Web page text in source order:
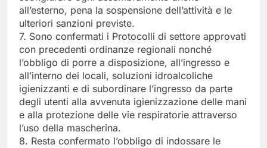
all’esterno, pena la sospensione dell’attività e le
ulteriori sanzioni previste.
7. Sono confermati i Protocolli di settore approvati
con precedenti ordinanze regionali nonché
l’obbligo di porre a disposizione, all’ingresso e
all’interno dei locali, soluzioni idroalcoliche
igienizzanti e di subordinare l’ingresso da parte
degli utenti alla avvenuta igienizzazione delle mani
e alla protezione delle vie respiratorie attraverso
l’uso della mascherina.
8. Resta confermato l’obbligo di indossare le